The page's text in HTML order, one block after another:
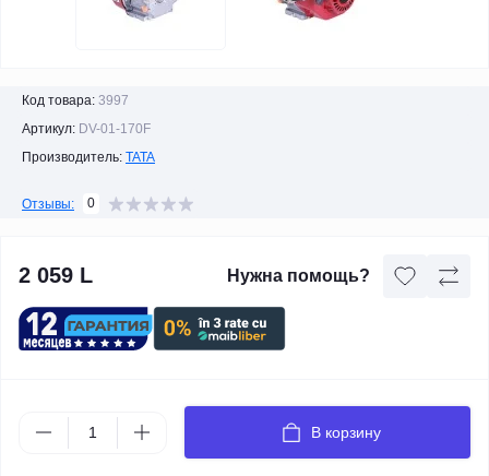
Код товара: 3997
Артикул: DV-01-170F
Производитель: TATA
Отзывы: 0
2 059 L Нужна помощь?
В корзину